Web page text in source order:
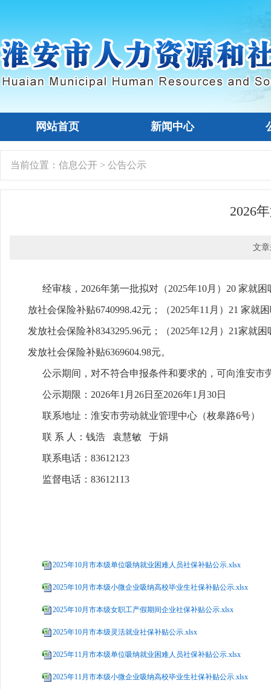
网站首页 新闻中心
当前位置： 信息公开 > 公告公示
2026
文
经审核，2026年第一批拟对（2025年10月）20 家就
放社会保险补贴6740998.42元；（2025年11月）21 家
发放社会保险补8343295.96元；（2025年12月）21家就
发放社会保险补贴6369604.98元。
公示期间，对不符合申报条件和要求的，可向淮安市
公示期限：2026年1月26日至2026年1月30日
联系地址：淮安市劳动就业管理中心（枚皋路6号）
联 系 人：钱浩 袁慧敏 于娟
联系电话：83612123
监督电话：83612113
2025年10月市本级单位吸纳就业困难人员社保补贴公示.xlsx
2025年10月市本级小微企业吸纳高校毕业生社保补贴公示.xlsx
2025年10月市本级女职工产假期间企业社保补贴公示.xlsx
2025年10月市本级灵活就业社保补贴公示.xlsx
2025年11月市本级单位吸纳就业困难人员社保补贴公示.xlsx
2025年11月市本级小微企业吸纳高校毕业生社保补贴公示.xlsx